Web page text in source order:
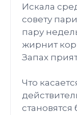
Искала
совету
пару
жирнит
Запах
Что